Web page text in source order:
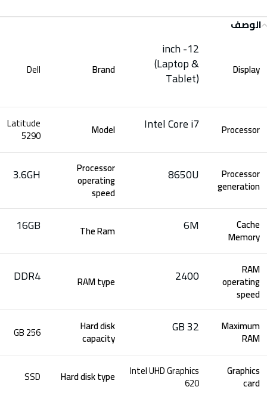
الوصف
Display
12- inch
(Laptop &
Tablet)
Brand
Dell
Processor
Intel Core i7
Model
Latitude
5290
Processor
generation
8650U
Processor
operating
speed
3.6GH
Cache
Memory
6M
The Ram
16GB
RAM
operating
speed
2400
RAM type
DDR4
Maximum
RAM
32 GB
Hard disk
capacity
256 GB
Graphics
card
Intel UHD Graphics
620
Hard disk type
SSD